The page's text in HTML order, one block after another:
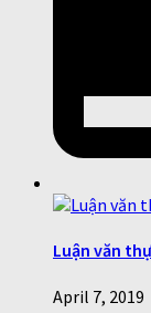
Luận văn
April 7, 2019